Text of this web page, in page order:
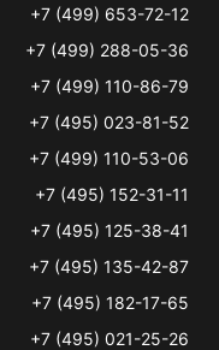
+7 (499) 653-72-12
+7 (499) 288-05-36
+7 (499) 110-86-79
+7 (495) 023-81-52
+7 (499) 110-53-06
+7 (495) 152-31-11
+7 (495) 125-38-41
+7 (495) 135-42-87
+7 (495) 182-17-65
+7 (495) 021-25-26